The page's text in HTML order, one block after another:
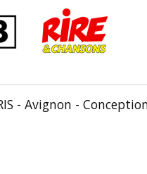
- Avignon -